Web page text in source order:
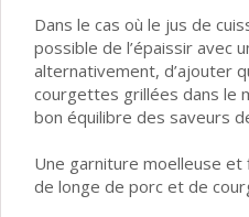
Dans le cas où le jus de
possible de l’épaissir avec
alternativement, d’ajouter
courgettes grillées dans le
bon équilibre des saveurs
Une garniture moelleuse
de longe de porc et de